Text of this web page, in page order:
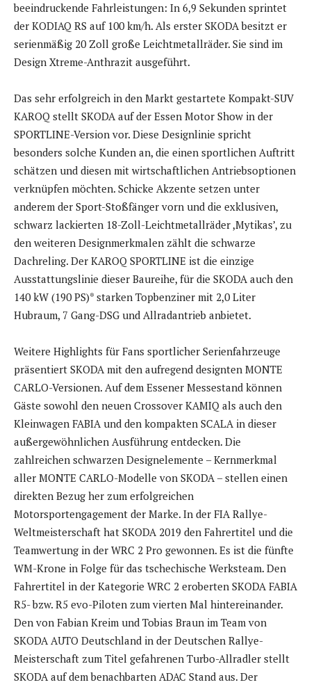
beeindruckende Fahrleistungen: In 6,9 Sekunden sprintet
der KODIAQ RS auf 100 km/h. Als erster SKODA besitzt er
serienmäßig 20 Zoll große Leichtmetallräder. Sie sind im
Design Xtreme-Anthrazit ausgeführt.
Das sehr erfolgreich in den Markt gestartete Kompakt-SUV
KAROQ stellt SKODA auf der Essen Motor Show in der
SPORTLINE-Version vor. Diese Designlinie spricht
besonders solche Kunden an, die einen sportlichen Auftritt
schätzen und diesen mit wirtschaftlichen Antriebsoptionen
verknüpfen möchten. Schicke Akzente setzen unter
anderem der Sport-Stoßfänger vorn und die exklusiven,
schwarz lackierten 18-Zoll-Leichtmetallräder ,Mytikas’, zu
den weiteren Designmerkmalen zählt die schwarze
Dachreling. Der KAROQ SPORTLINE ist die einzige
Ausstattungslinie dieser Baureihe, für die SKODA auch den
140 kW (190 PS)* starken Topbenziner mit 2,0 Liter
Hubraum, 7 Gang-DSG und Allradantrieb anbietet.
Weitere Highlights für Fans sportlicher Serienfahrzeuge
präsentiert SKODA mit den aufregend designten MONTE
CARLO-Versionen. Auf dem Essener Messestand können
Gäste sowohl den neuen Crossover KAMIQ als auch den
Kleinwagen FABIA und den kompakten SCALA in dieser
außergewöhnlichen Ausführung entdecken. Die
zahlreichen schwarzen Designelemente – Kernmerkmal
aller MONTE CARLO-Modelle von SKODA – stellen einen
direkten Bezug her zum erfolgreichen
Motorsportengagement der Marke. In der FIA Rallye-
Weltmeisterschaft hat SKODA 2019 den Fahrertitel und die
Teamwertung in der WRC 2 Pro gewonnen. Es ist die fünfte
WM-Krone in Folge für das tschechische Werksteam. Den
Fahrertitel in der Kategorie WRC 2 eroberten SKODA FABIA
R5- bzw. R5 evo-Piloten zum vierten Mal hintereinander.
Den von Fabian Kreim und Tobias Braun im Team von
SKODA AUTO Deutschland in der Deutschen Rallye-
Meisterschaft zum Titel gefahrenen Turbo-Allradler stellt
SKODA auf dem benachbarten ADAC Stand aus. Der